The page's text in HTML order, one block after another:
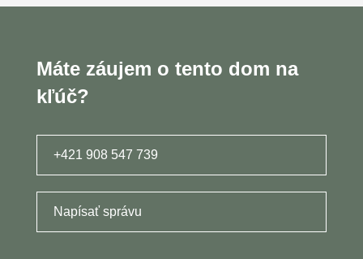
Máte záujem o tento dom na
kľúč?
+421 908 547 739
Napísať správu